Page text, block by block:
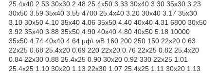
25.4x40 2.53 30x30 2.48 25.4x50 3.33 30x40 3.30 35x30 3.23
30x50 3.59 35x40 3.55 4700 25.4x40 3.20 30x40 3.17 35x30
3.10 30x50 4.10 35x40 4.06 35x50 4.40 40x40 4.31 6800 30x50
3.92 35x40 3.88 35x50 4.90 40x40 4.80 40x50 5.18 10000
35x50 4.74 40x40 4.64 μф\ мВ 160 200 250 150 22x20 0.63
22x25 0.68 25.4x20 0.69 220 22x20 0.76 22x25 0.82 25.4x20
0.84 22x30 0.88 25.4x25 0.90 30x20 0.92 330 22x25 1.01
25.4x25 1.10 30x20 1.13 22x30 1.07 25.4x25 1.11 30x20 1.13